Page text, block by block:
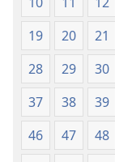
19
20 21
28
29 30
37
38 39
46
47 48